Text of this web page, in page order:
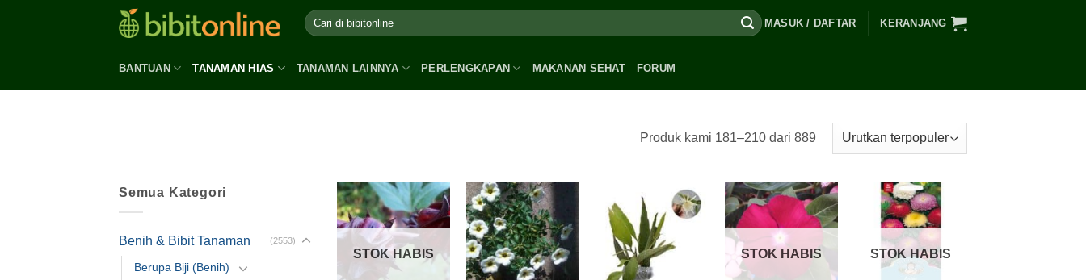
MASUK / DAFTAR KERANJANG
BANTUAN TANAMAN HIAS TANAMAN LAINNYA PERLENGKAPAN MAKANAN SEHAT FORUM
Produk kami 181–210 dari 889
Semua Kategori
Benih & Bibit Tanaman (2553)
Berupa Biji (Benih)
STOK HABIS STOK HABIS STOK HABIS